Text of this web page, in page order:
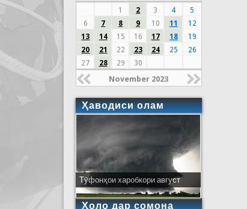
1
2 3 4
5
6
7 8 9 10 11
12
13
14 15 16 17 18
19
20
21 22 23 24 25
26
27
28 29 30
November 2023
Ҳаводиси олам
Тӯфонҳои харобкори август
Ҳоло дар сомона